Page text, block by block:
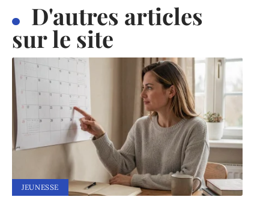
D'autres articles
sur le site
JEUNESSE